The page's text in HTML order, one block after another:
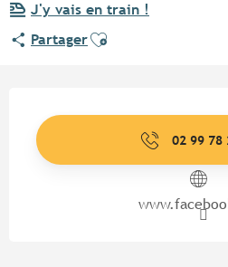
J'y vais en train !
PartagerAjouter aux favoris
02 99 78